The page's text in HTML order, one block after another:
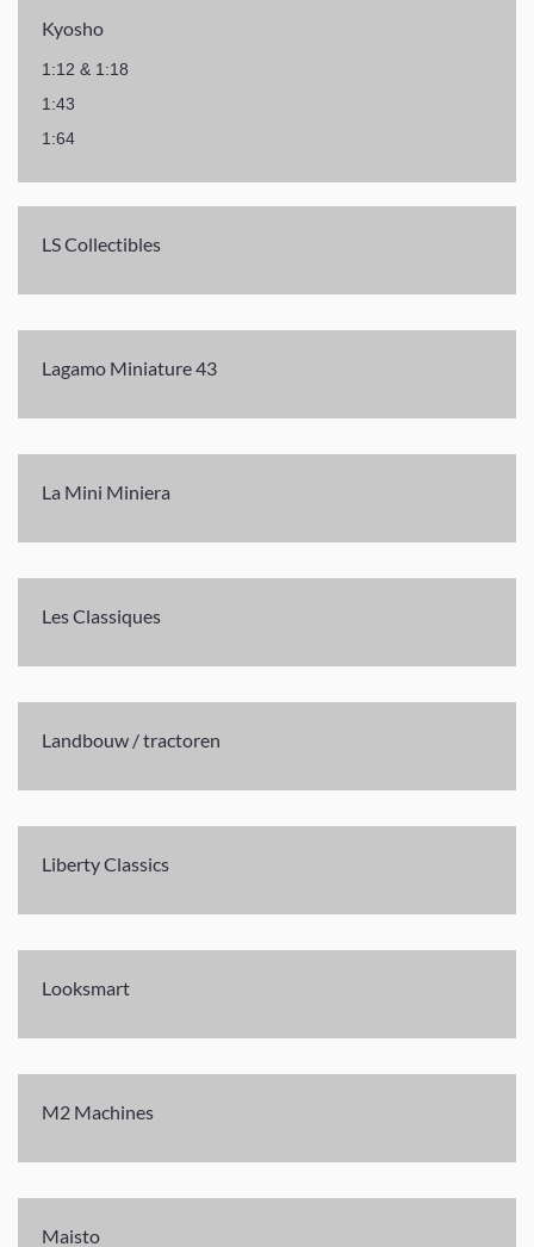
Kyosho
1:12 & 1:18
1:43
1:64
LS Collectibles
Lagamo Miniature 43
La Mini Miniera
Les Classiques
Landbouw / tractoren
Liberty Classics
Looksmart
M2 Machines
Maisto